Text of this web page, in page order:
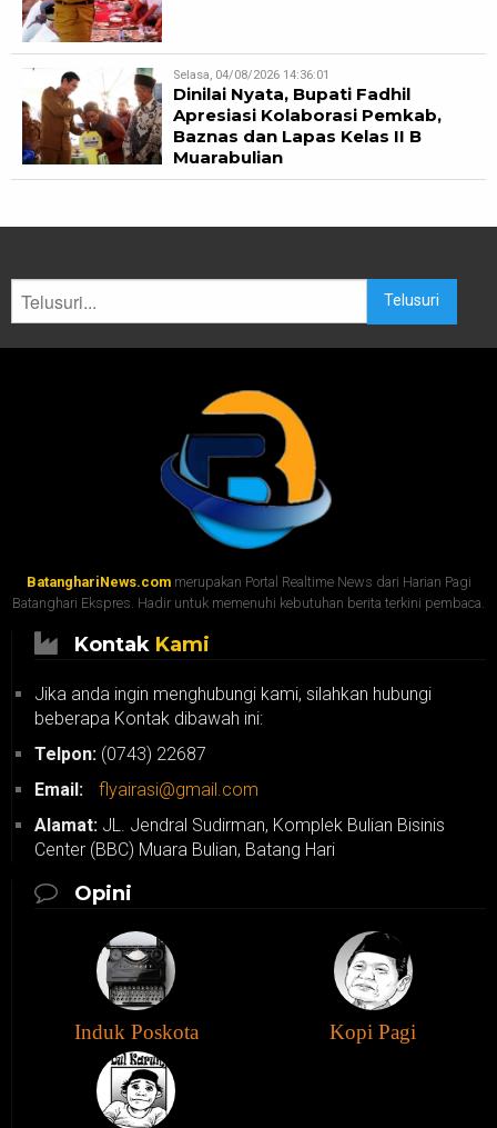
Selasa, 04/08/2026 14:36:01
Dinilai Nyata, Bupati Fadhil
Apresiasi Kolaborasi Pemkab,
Baznas dan Lapas Kelas II B
Muarabulian
Telusuri
BatanghariNews.commerupakan Portal Realtime News dari Harian Pagi
Batanghari Ekspres. Hadir untuk memenuhi kebutuhan berita terkini pembaca.
Kontak Kami
Jika anda ingin menghubungi kami, silahkan hubungi
beberapa Kontak dibawah ini:
Telpon: (0743) 22687
Email:
flyairasi@gmail.com
Alamat: JL. Jendral Sudirman, Komplek Bulian Bisinis
Center (BBC) Muara Bulian, Batang Hari
Opini
Induk Poskota Kopi Pagi